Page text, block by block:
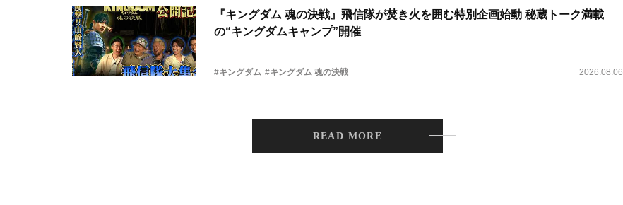
『キングダム 魂の決戦』飛信隊が焚き火を囲む特別企画始動 秘蔵トーク満載
の“キングダムキャンプ”開催
#キングダム #キングダム 魂の決戦 2026.08.06
READ MORE